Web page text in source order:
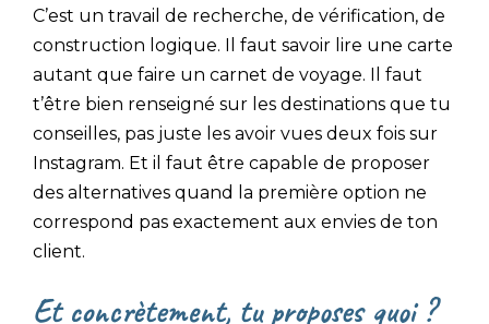
C’est un travail de recherche, de vérification, de
construction logique. Il faut savoir lire une carte
autant que faire un carnet de voyage. Il faut
t’être bien renseigné sur les destinations que tu
conseilles, pas juste les avoir vues deux fois sur
Instagram. Et il faut être capable de proposer
des alternatives quand la première option ne
correspond pas exactement aux envies de ton
client.
Et concrètement, tu proposes quoi ?